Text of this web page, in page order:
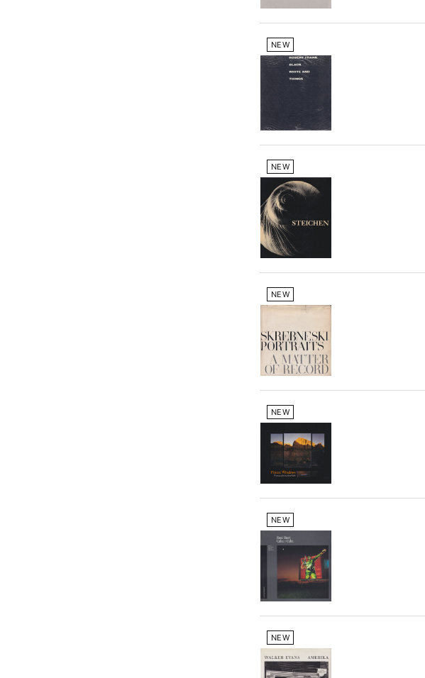
NEW
NEW
NEW
NEW
NEW
NEW